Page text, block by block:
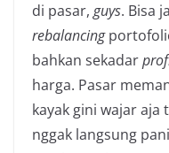
di pasar, guys. Bisa
rebalancing
bahkan sekadar
harga. Pasar
kayak gini wajar
nggak langsung